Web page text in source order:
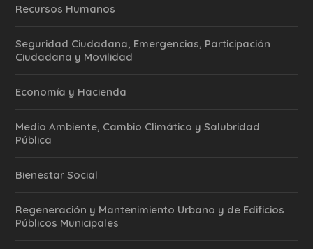
Recursos Humanos
Seguridad Ciudadana, Emergencias, Participación
Ciudadana y Movilidad
Economía y Hacienda
Medio Ambiente, Cambio Climático y Salubridad
Pública
Bienestar Social
Regeneración y Mantenimiento Urbano y de Edificios
Públicos Municipales